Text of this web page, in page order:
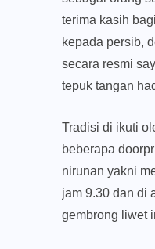
terima kasih
kepada persib,
secara resmi
tepuk tangan
Tradisi di ikuti
beberapa
nirunan yakni
jam 9.30 dan di
gembrong liwet